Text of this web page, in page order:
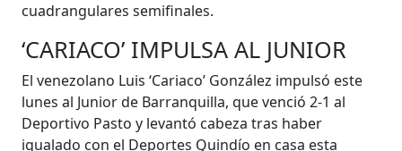
cuadrangulares semifinales.
‘CARIACO’ IMPULSA AL JUNIOR
El venezolano Luis ‘Cariaco’ González impulsó este
lunes al Junior de Barranquilla, que venció 2-1 al
Deportivo Pasto y levantó cabeza tras haber
igualado con el Deportes Quindío en casa esta